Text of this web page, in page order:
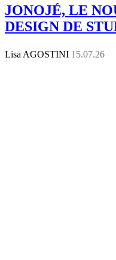
JONOJÉ, LE
DESIGN DE
Lisa AGOSTINI 15.07.26